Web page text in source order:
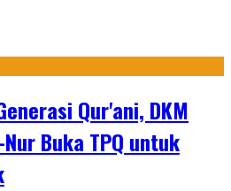
Qur'ani, DKM
Buka TPQ untuk